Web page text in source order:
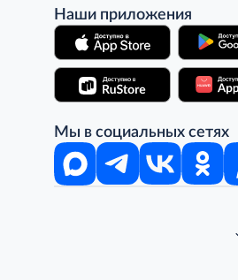
Наши приложения
Мы в социальных сетях
Стань клиентом METRO